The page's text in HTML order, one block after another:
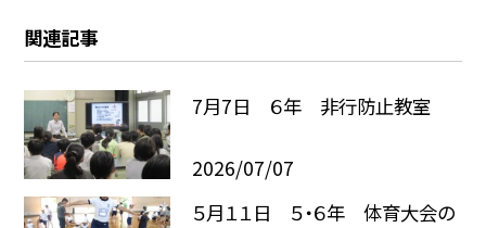
関連記事
7月7日 ６年 非行防止教室
2026/07/07
５月１１日 ５・６年 体育大会の